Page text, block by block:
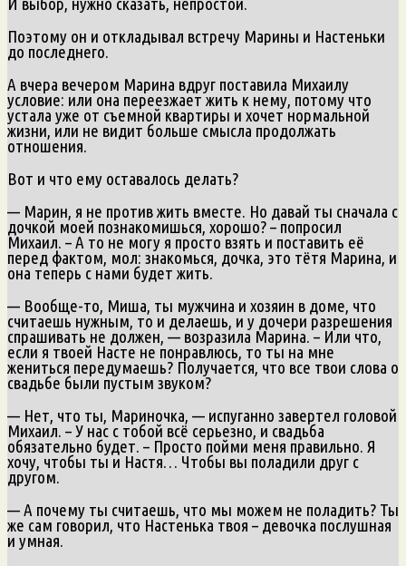
Поэтому он и откладывал встречу Марины и Настеньки
до последнего.
А вчера вечером Марина вдруг поставила Михаилу
условие: или она переезжает жить к нему, потому что
устала уже от съемной квартиры и хочет нормальной
жизни, или не видит больше смысла продолжать
отношения.
Вот и что ему оставалось делать?
— Марин, я не против жить вместе. Но давай ты сначала с
дочкой моей познакомишься, хорошо? – попросил
Михаил. – А то не могу я просто взять и поставить её
перед фактом, мол: знакомься, дочка, это тётя Марина, и
она теперь с нами будет жить.
— Вообще-то, Миша, ты мужчина и хозяин в доме, что
считаешь нужным, то и делаешь, и у дочери разрешения
спрашивать не должен, — возразила Марина. – Или что,
если я твоей Насте не понравлюсь, то ты на мне
жениться передумаешь? Получается, что все твои слова о
свадьбе были пустым звуком?
— Нет, что ты, Мариночка, — испуганно завертел головой
Михаил. – У нас с тобой всё серьезно, и свадьба
обязательно будет. – Просто пойми меня правильно. Я
хочу, чтобы ты и Настя… Чтобы вы поладили друг с
другом.
— А почему ты считаешь, что мы можем не поладить? Ты
же сам говорил, что Настенька твоя – девочка послушная
и умная.